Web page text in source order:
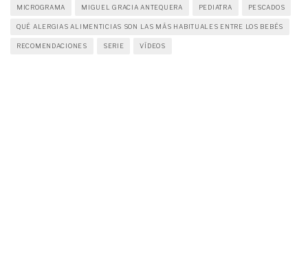
MICROGRAMA MIGUEL GRACIA ANTEQUERA PEDIATRA PESCADOS
QUÉ ALERGIAS ALIMENTICIAS SON LAS MÁS HABITUALES ENTRE LOS BEBÉS
RECOMENDACIONES SERIE VÍDEOS